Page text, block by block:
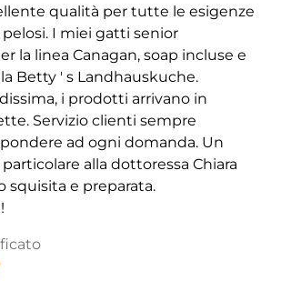
qualità per tutte le esigenze
I miei gatti senior
la linea Canagan, soap incluse e
Betty ' s Landhauskuche.
i prodotti arrivano in
Servizio clienti sempre
ad ogni domanda. Un
alla dottoressa Chiara
squisita e preparata.